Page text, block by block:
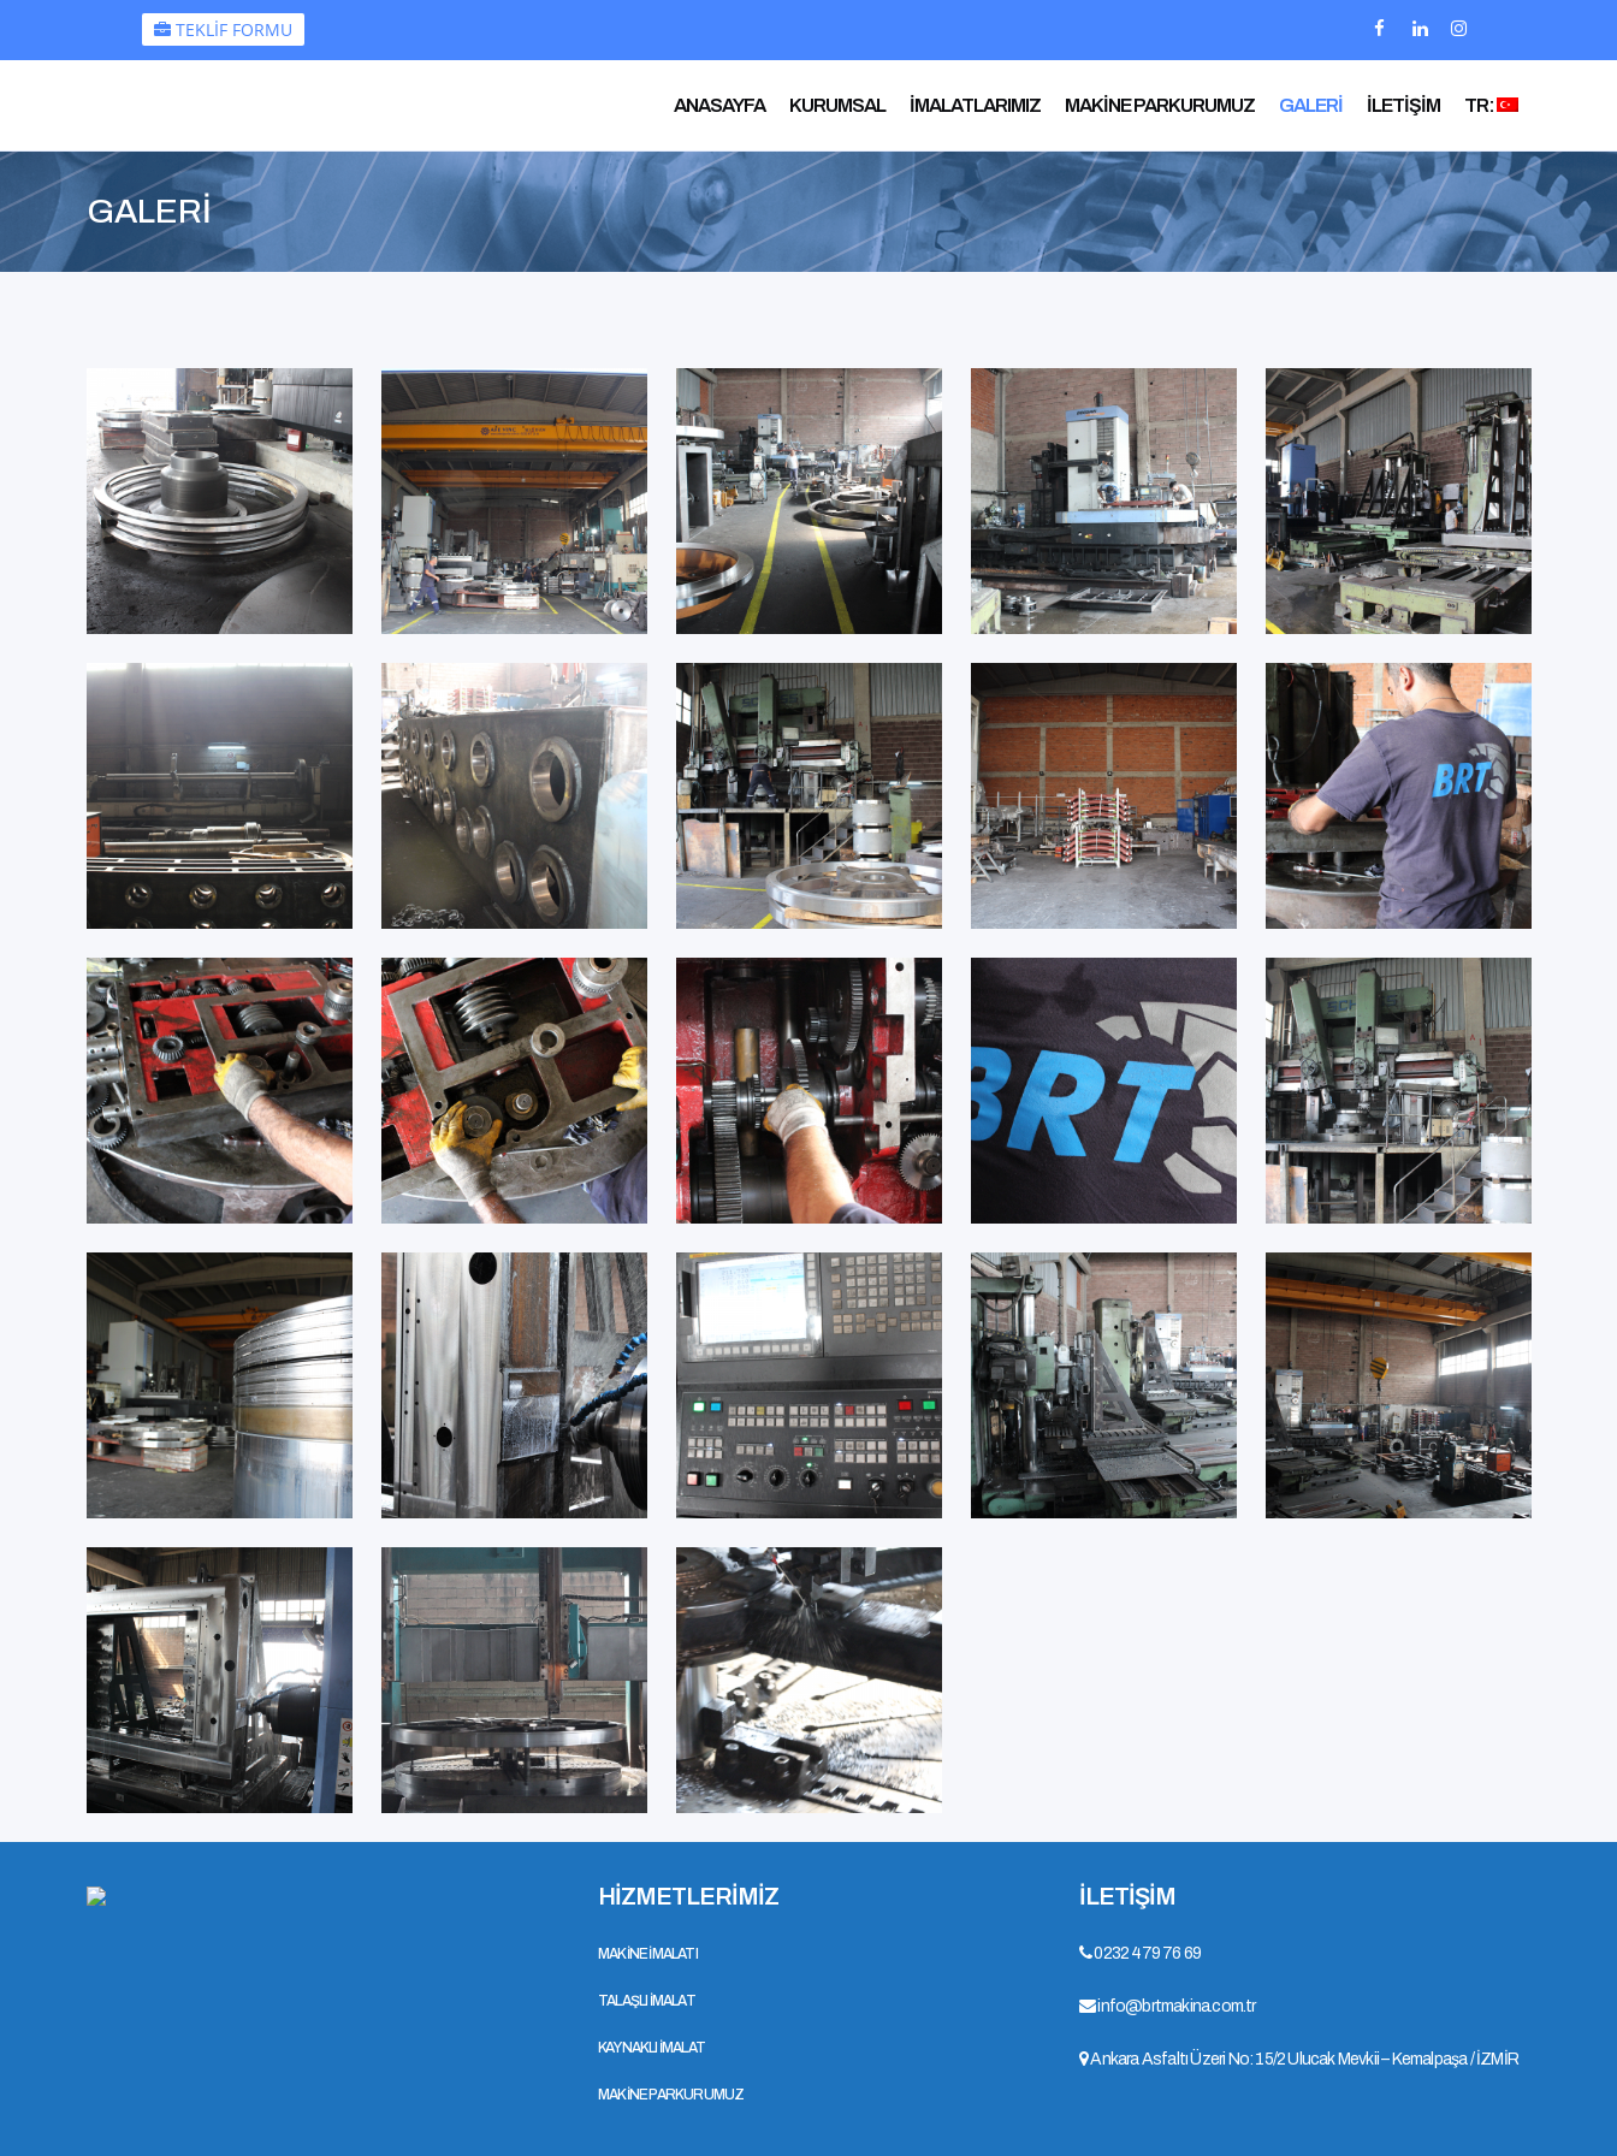
TEKLİF FORMU
ANASAYFA KURUMSAL İMALATLARIMIZ MAKİNE PARKURUMUZ GALERİ İLETİŞİM TR:
GALERİ
HİZMETLERİMİZ
MAKİNE İMALATI
TALAŞLI İMALAT
KAYNAKLI İMALAT
MAKİNE PARKURUMUZ
İLETİŞİM
0232 479 76 69
info@brtmakina.com.tr
Ankara Asfaltı Üzeri No: 15/2 Ulucak Mevkii – Kemalpaşa / İZMİR